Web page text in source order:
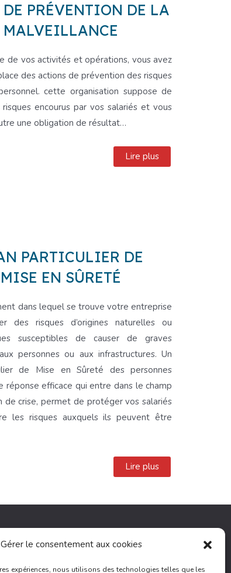
Gérer le consentement aux cookies
expériences, nous utilisons des technologies telles que les
PRÉVENTION DE LA
MALVEILLANCE
de vos activités et opérations, vous avez
des actions de prévention des risques
cette organisation suppose de
encourus par vos salariés et vous
une obligation de résultat…
Lire plus
PARTICULIER DE
MISE EN SÛRETÉ
dans lequel se trouve votre entreprise
des risques d’origines naturelles ou
susceptibles de causer de graves
personnes ou aux infrastructures. Un
de Mise en Sûreté des personnes
réponse efficace qui entre dans le champ
de crise, permet de protéger vos salariés
les risques auxquels ils peuvent être
Lire plus